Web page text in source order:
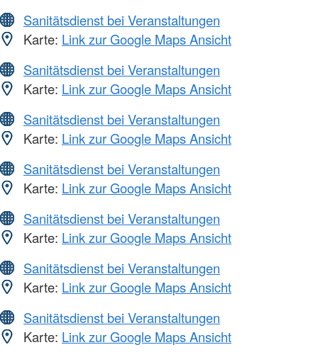
Sanitätsdienst bei Veranstaltungen
Karte: Link zur Google Maps Ansicht
Sanitätsdienst bei Veranstaltungen
Karte: Link zur Google Maps Ansicht
Sanitätsdienst bei Veranstaltungen
Karte: Link zur Google Maps Ansicht
Sanitätsdienst bei Veranstaltungen
Karte: Link zur Google Maps Ansicht
Sanitätsdienst bei Veranstaltungen
Karte: Link zur Google Maps Ansicht
Sanitätsdienst bei Veranstaltungen
Karte: Link zur Google Maps Ansicht
Sanitätsdienst bei Veranstaltungen
Karte: Link zur Google Maps Ansicht